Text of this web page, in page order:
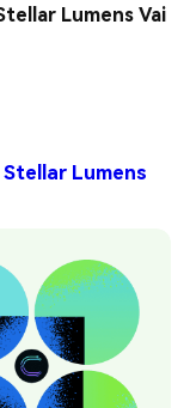
Lumens Vai
Stellar Lumens